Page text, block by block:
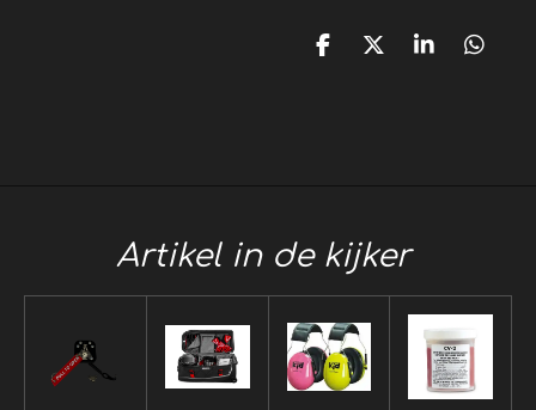
D
D
S
D
Artikel in de kijker